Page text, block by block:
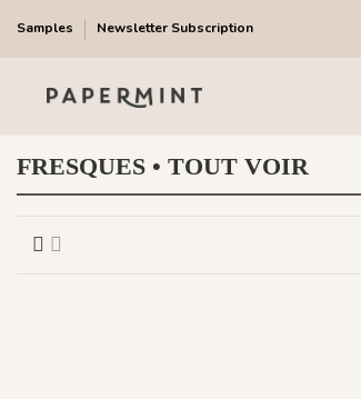
Samples Newsletter Subscription
FRESQUES • TOUT VOIR